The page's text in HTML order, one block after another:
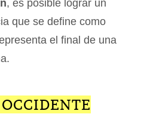
, es posible lograr un
que se define como
el final de una